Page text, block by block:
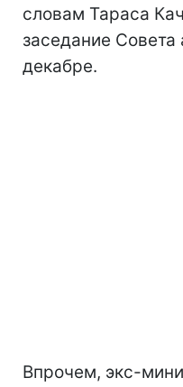
словам Тараса
заседание Совета
декабре.
Впрочем, экс-